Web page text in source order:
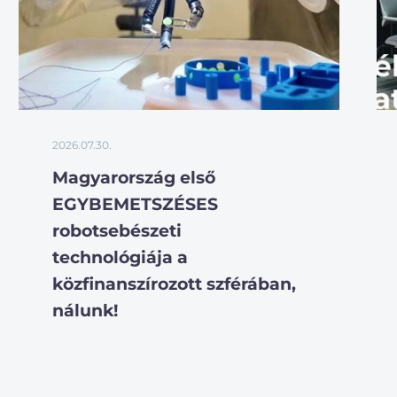
2026.07.30.
Magyarország első
EGYBEMETSZÉSES
robotsebészeti
technológiája a
közfinanszírozott szférában,
nálunk!